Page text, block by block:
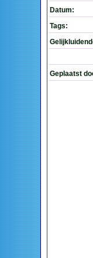
Datum:
Tags:
Geplaatst